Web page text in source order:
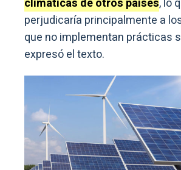
climáticas de otros países, lo
perjudicaría principalmente a
que no implementan prácticas
expresó el texto.